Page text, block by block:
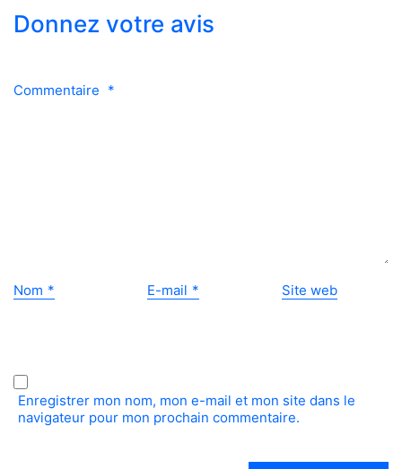
Donnez votre avis
Commentaire *
Nom * E-mail * Site web
Enregistrer mon nom, mon e-mail et mon site dans le
navigateur pour mon prochain commentaire.